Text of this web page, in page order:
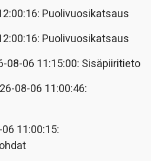
Puolivuosikatsaus
Puolivuosikatsaus
08-06 11:15:00: Sisäpiiritieto
08-06 11:00:46:
11:00:15: